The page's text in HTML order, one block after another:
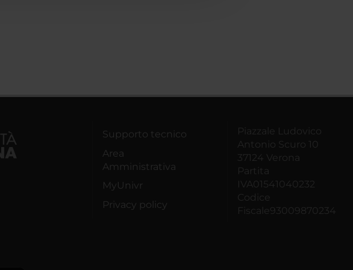
Supporto tecnico
Area
Amministrativa
MyUnivr
Privacy policy
Piazzale Ludovico
Antonio Scuro 10
37124 Verona
Partita
IVA01541040232
Codice
Fiscale93009870234